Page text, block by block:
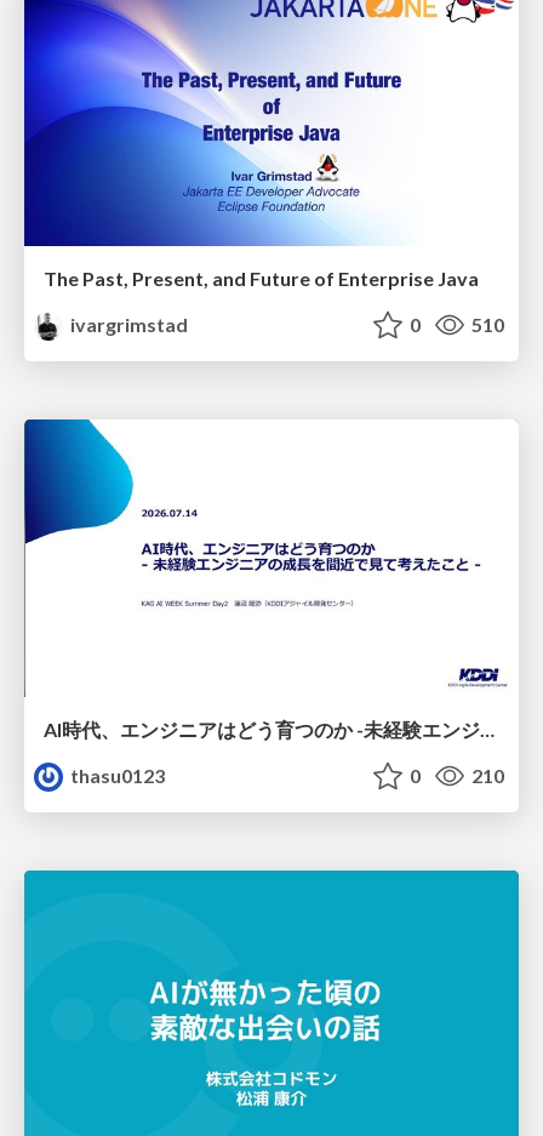
The Past, Present, and Future of Enterprise Java
ivargrimstad
0 510
AI時代、エンジニアはどう育つのか -未経験エンジニアの成長を間近で見て考えたこと-
thasu0123
0 210